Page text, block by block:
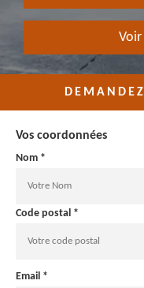
Vos coordonnées
Nom *
Code postal *
Email *